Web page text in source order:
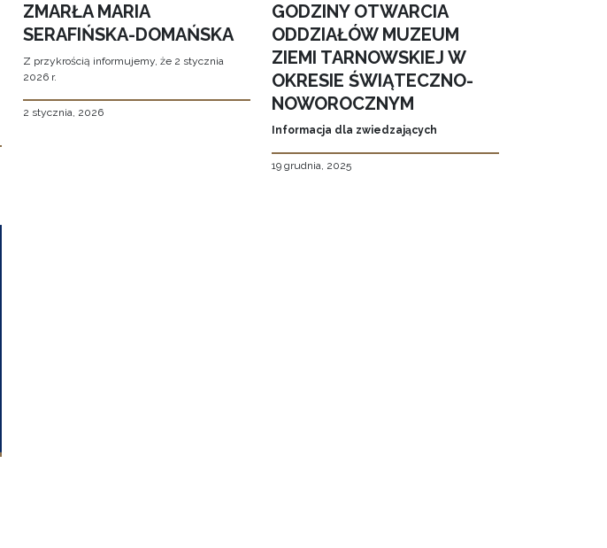
ZMARŁA MARIA
SERAFIŃSKA-DOMAŃSKA
Z przykrością informujemy, że 2 stycznia
2026 r.
2 stycznia, 2026
GODZINY OTWARCIA
ODDZIAŁÓW MUZEUM
ZIEMI TARNOWSKIEJ W
OKRESIE ŚWIĄTECZNO-
NOWOROCZNYM
Informacja dla zwiedzających
19 grudnia, 2025